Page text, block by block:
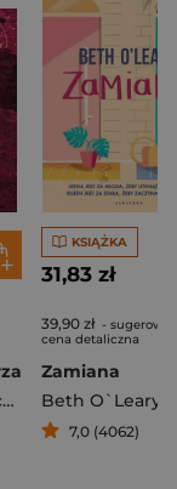
Katarzyna Rzepecka
KSIĄŻKA
31,83 zł
39,90 zł -
cena detaliczna
Zamiana
Beth O`Leary
7,0 (4062)